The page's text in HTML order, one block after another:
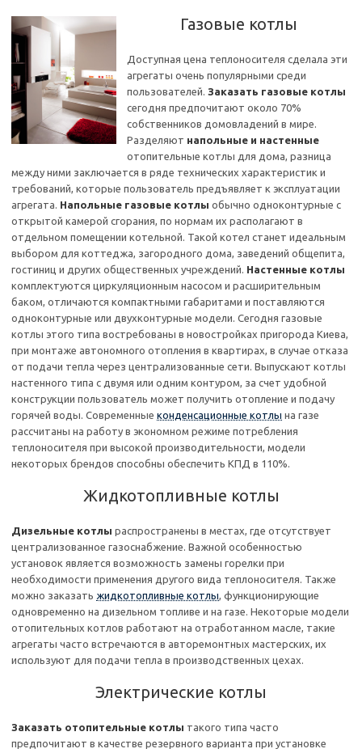
Газовые котлы
Доступная цена теплоносителя сделала эти
агрегаты очень популярными среди
пользователей. Заказать газовые котлы
сегодня предпочитают около 70%
собственников домовладений в мире.
Разделяют напольные и настенные
отопительные котлы для дома, разница
между ними заключается в ряде технических характеристик и
требований, которые пользователь предъявляет к эксплуатации
агрегата. Напольные газовые котлы обычно одноконтурные с
открытой камерой сгорания, по нормам их располагают в
отдельном помещении котельной. Такой котел станет идеальным
выбором для коттеджа, загородного дома, заведений общепита,
гостиниц и других общественных учреждений. Настенные котлы
комплектуются циркуляционным насосом и расширительным
баком, отличаются компактными габаритами и поставляются
одноконтурные или двухконтурные модели. Сегодня газовые
котлы этого типа востребованы в новостройках пригорода Киева,
при монтаже автономного отопления в квартирах, в случае отказа
от подачи тепла через централизованные сети. Выпускают котлы
настенного типа с двумя или одним контуром, за счет удобной
конструкции пользователь может получить отопление и подачу
горячей воды. Современные конденсационные котлы на газе
рассчитаны на работу в экономном режиме потребления
теплоносителя при высокой производительности, модели
некоторых брендов способны обеспечить КПД в 110%.
Жидкотопливные котлы
Дизельные котлы распространены в местах, где отсутствует
централизованное газоснабжение. Важной особенностью
установок является возможность замены горелки при
необходимости применения другого вида теплоносителя. Также
можно заказать жидкотопливные котлы, функционирующие
одновременно на дизельном топливе и на газе. Некоторые модели
отопительных котлов работают на отработанном масле, такие
агрегаты часто встречаются в авторемонтных мастерских, их
используют для подачи тепла в производственных цехах.
Электрические котлы
Заказать отопительные котлы такого типа часто
предпочитают в качестве резервного варианта при установке